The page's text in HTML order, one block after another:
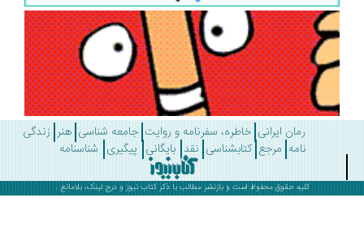
رمان ایرانی خاطره، سفرنامه و روایت جامعه شناسی هنر زندگی
مرجع کتابشناسی نقد بایگانی پیگیری شناسنامه
کلیه حقوق محفوظ است و بازنشر مطالب با ذکرکتاب نیوز و درج لینک، بلامانع .